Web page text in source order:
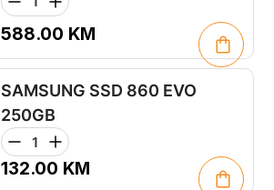
588.00 KM
SAMSUNG SSD 860 EVO
250GB
132.00 KM